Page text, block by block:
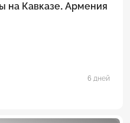
на Кавказе. Армения
6 дней